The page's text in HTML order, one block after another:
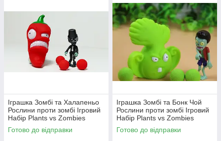
Іграшка Зомбі та Халапеньо
Рослини проти зомбі Ігровий
Набір Plants vs Zombies
(00226)
Готово до відправки
Іграшка Зомбі та Бонк Чой
Рослини проти зомбі Ігровий
Набір Plants vs Zombies
(00287)
Готово до відправки